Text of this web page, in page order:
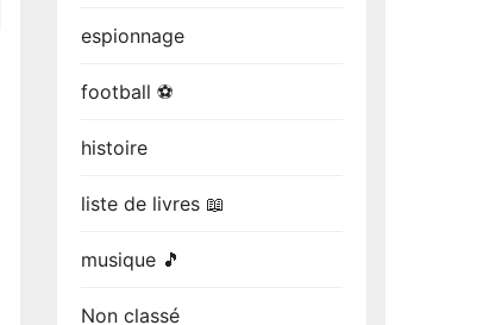
espionnage
football ⚽
histoire
liste de livres 📖
musique 🎵
Non classé